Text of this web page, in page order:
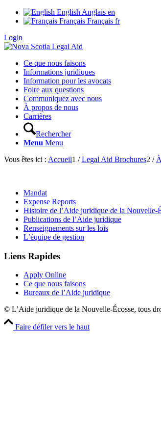
English Anglais en
Français Français fr
Login
Ce que nous faisons
Informations juridiques
Information pour les avocats
Foire aux questions
Communiquez avec nous
À propos de nous
Carrières
Rechercher
Menu Menu
Vous êtes ici : Accueil1 / Legal Aid Brochures2 /
Mandat
Expense Reports
Histoire de l’Aide juridique de la Nouvelle-
Publications de l’Aide juridique
Renseignements sur les lois
L’équipe de gestion
Liens Rapides
Apply Online
Ce que nous faisons
Bureaux de l’Aide juridique
© L’Aide juridique de la Nouvelle-Écosse, tous
Faire défiler vers le haut